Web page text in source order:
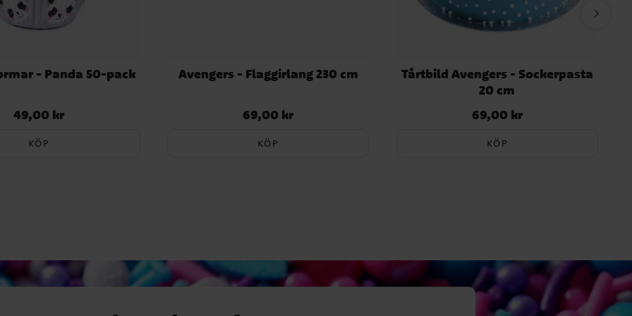
- Panda 50-pack
Pris:49,00 kr
49,00 kr
KÖP
Avengers - Flaggirlang 230 cm
Pris:69,00 kr
69,00 kr
KÖP
Tårtbild Avengers - Sockerpasta
20 cm
Pris:69,00 kr
69,00 kr
KÖP